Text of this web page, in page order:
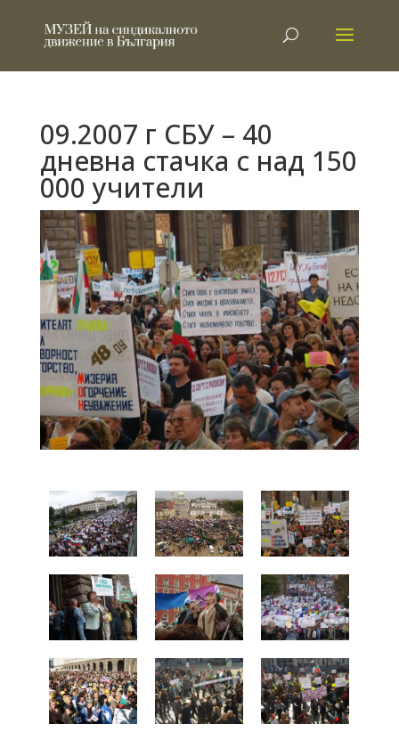
09.2007 г СБУ – 40
дневна стачка с над 150
000 учители
PA119416 PA050031
PA110095 PA119273
PA180030 PA180052